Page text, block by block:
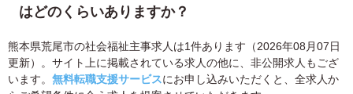
はどのくらいありますか？
熊本県荒尾市の社会福祉主事求人は1件あります（2026年08月07日
更新）。サイト上に掲載されている求人の他に、非公開求人もござ
います。 無料転職支援サービスにお申し込みいただくと、全求人か